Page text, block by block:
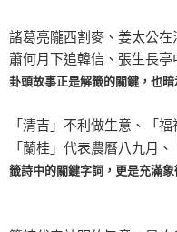
諸葛亮隴西割麥、姜太公在
蕭何月下追韓信、張生長
卦頭故事正是解籤的關鍵，也
「清吉」不利做生意、「福
「蘭桂」代表農曆八九月
籤詩中的關鍵字詞，更是充滿象